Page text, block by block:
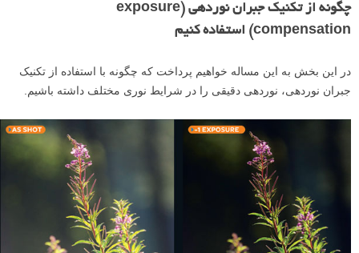
چگونه از تکنیک جبران نوردهی (exposure
compensation) استفاده کنیم
در این بخش به این مساله خواهیم پرداخت که چگونه با استفاده از تکنیک
جبران نوردهی، نوردهی دقیقی را در شرایط نوری مختلف داشته باشیم.